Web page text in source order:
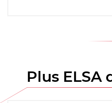
Plus ELSA